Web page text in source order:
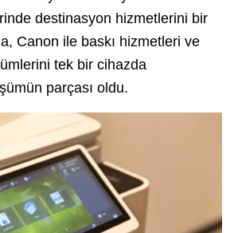
destinasyon hizmetlerini bir
Canon ile baskı hizmetleri ve
tek bir cihazda
parçası oldu.